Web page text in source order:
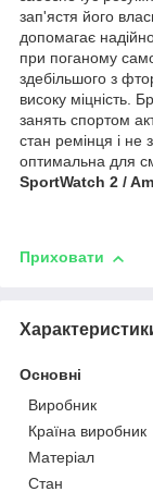
зап'ястя його
допомагає
при поганому
здебільшого з
високу міцність.
занять спортом
стан ремінця і не
оптимальна для
SportWatch 2 /
Приховати
Основні
Виробник
Країна виробник
Матеріал
Стан